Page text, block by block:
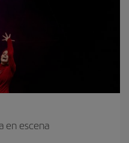
en escena